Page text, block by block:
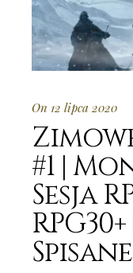
On 12 lipca 2020
#1 |
Sesja
Spisane